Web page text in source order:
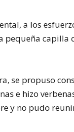
a los
capilla
se propuso
e hizo
y no pudo